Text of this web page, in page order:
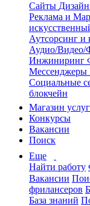
Сайты Дизайн
Реклама и
Аутсорсинг и
Аудио/Видео/
Инжиниринг
Мессенджеры
Социальные
блокчейн
Магазин услуг
Конкурсы
Вакансии
Поиск
Еще
Найти работу
Вакансии
фрилансеров
База знаний